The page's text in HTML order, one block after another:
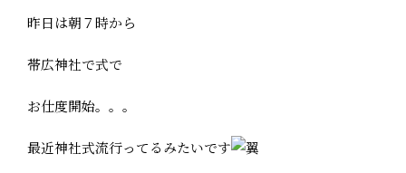
昨日は朝７時から
帯広神社で式で
お仕度開始。。。
最近神社式流行ってるみたいです